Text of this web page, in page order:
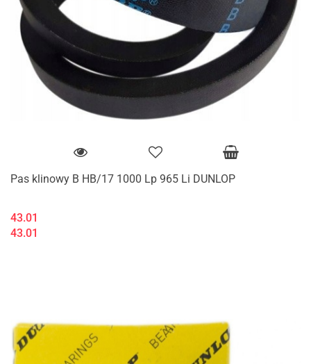
Pas klinowy B HB/17 1000 Lp 965 Li DUNLOP
43.01
43.01